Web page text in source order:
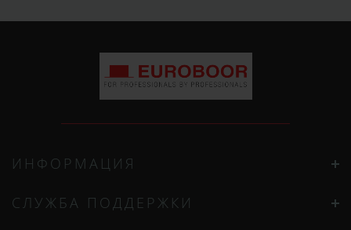
ИНФОРМАЦИЯ
СЛУЖБА ПОДДЕРЖКИ